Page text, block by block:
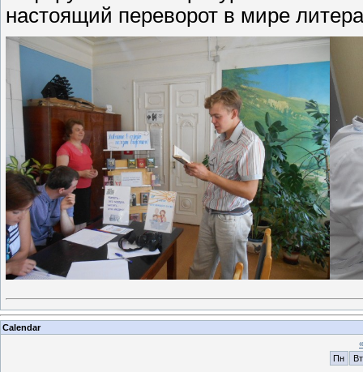
настоящий переворот в мире
Calendar
«
Пн
Вт